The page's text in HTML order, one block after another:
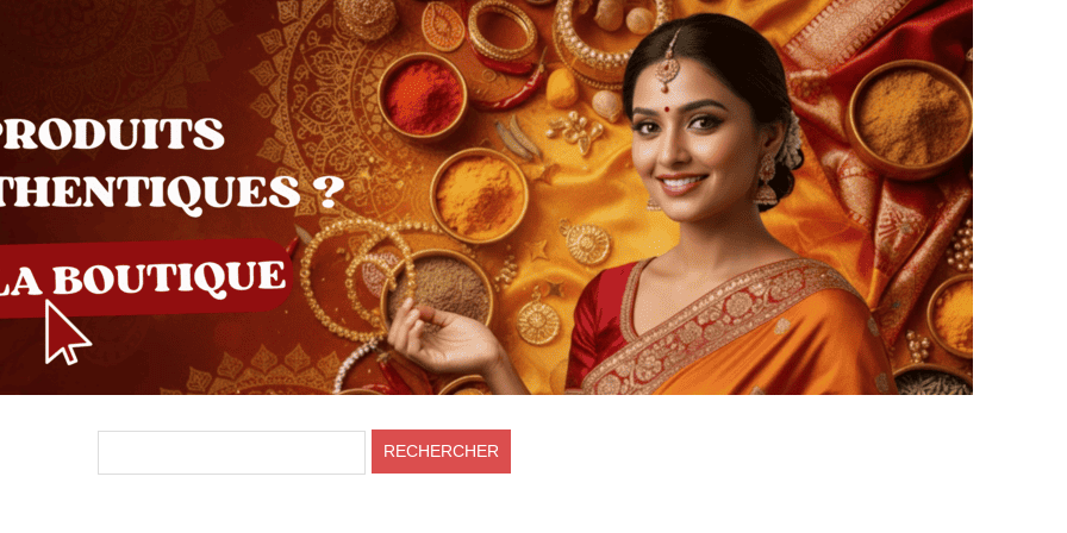
RECHERCHER